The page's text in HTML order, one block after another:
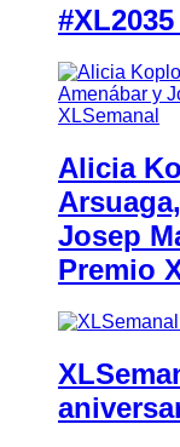
Alicia
Josep
Premio